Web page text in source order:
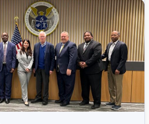
D.C. Accueillie par le
l’ITSO, M. Patrick Masambu, la
Dmochowski-Lipski, Secrétaire
IGO, M. Laurent Parenté,
ainsi que la nouvelle
de l’ITSO, Dre Renata Brazil-
débute en juillet 2025.